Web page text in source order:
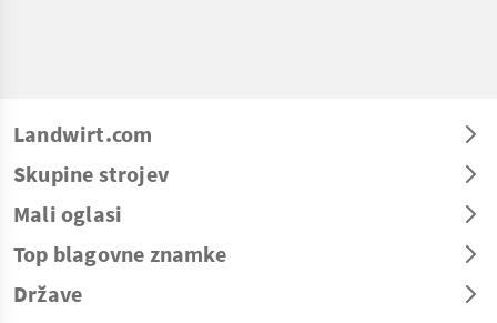
Landwirt.com
Skupine strojev
Mali oglasi
Top blagovne znamke
Države